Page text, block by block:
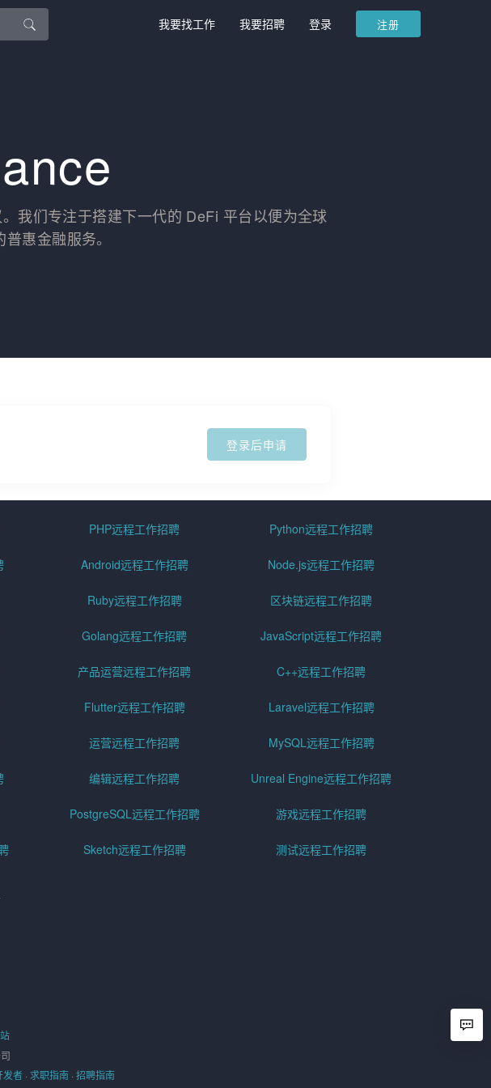
我要找工作 我要招聘 登录 注册
我们专注于搭建下一代的 DeFi 平台以便为全球
惠金融服务。
登录后申请
PHP远程工作招聘 Python远程工作招聘
Android远程工作招聘 Node.js远程工作招聘
Ruby远程工作招聘 区块链远程工作招聘
Golang远程工作招聘 JavaScript远程工作招聘
产品运营远程工作招聘 C++远程工作招聘
Flutter远程工作招聘 Laravel远程工作招聘
运营远程工作招聘 MySQL远程工作招聘
编辑远程工作招聘 Unreal Engine远程工作招聘
PostgreSQL远程工作招聘 游戏远程工作招聘
Sketch远程工作招聘 测试远程工作招聘
发者 · 求职指南 · 招聘指南